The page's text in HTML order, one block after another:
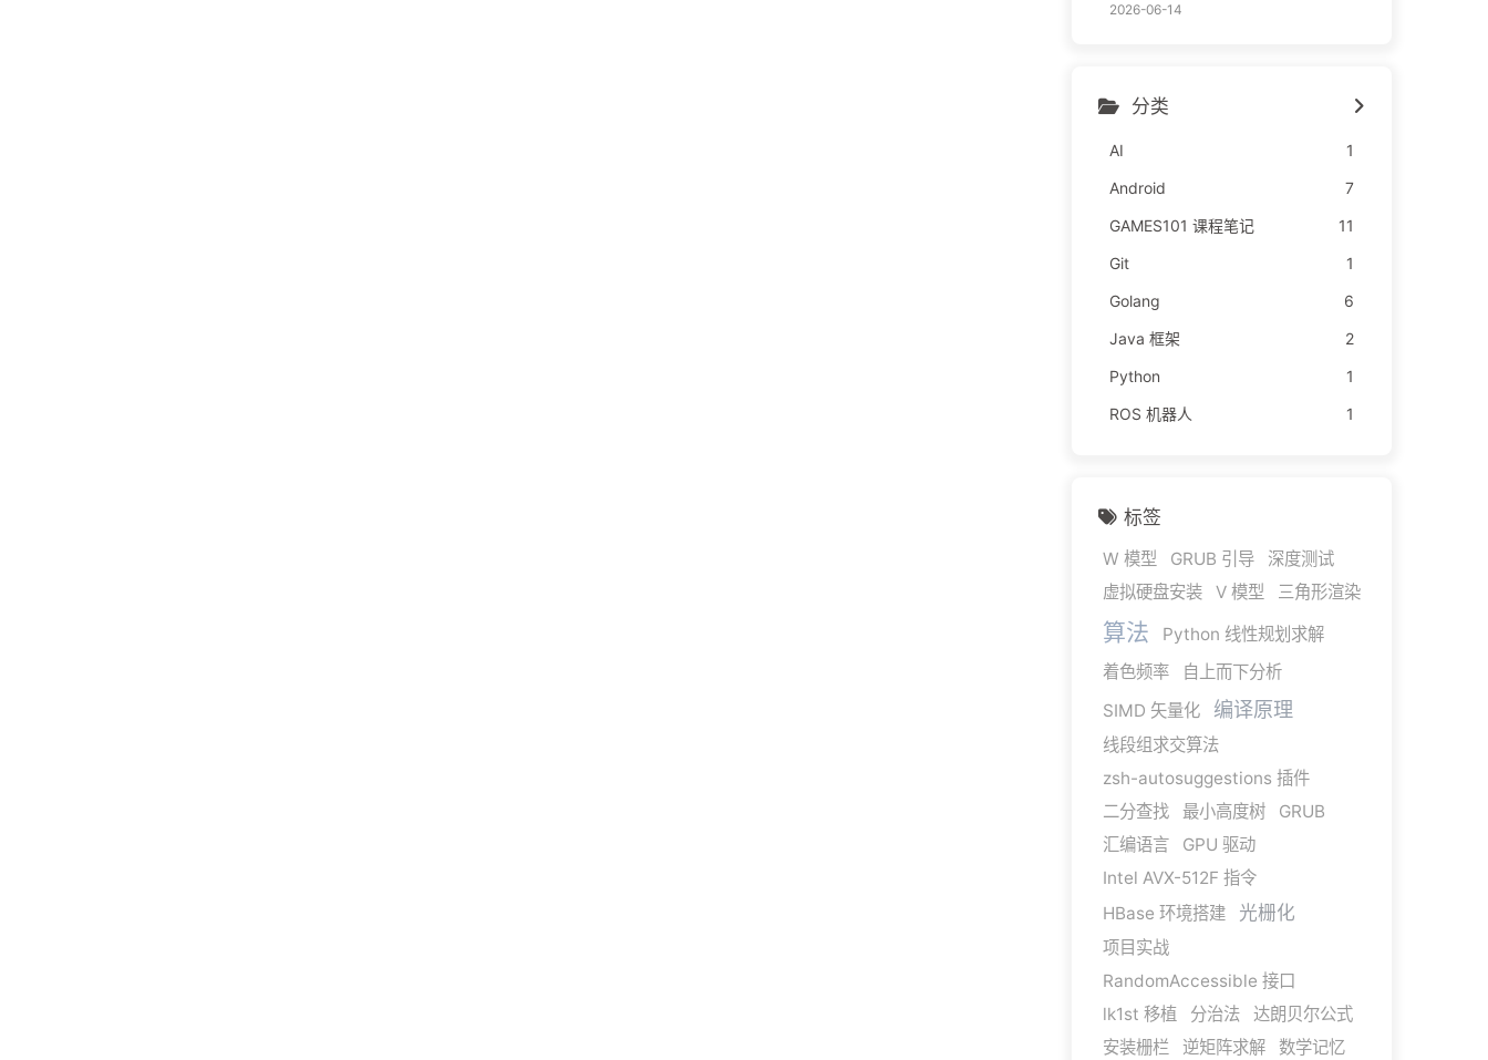
2026-06-14
分类
AI
1
Android
7
GAMES101 课程笔记
11
Git
1
Golang
6
Java 框架
2
Python
1
ROS 机器人
1
标签
W 模型 GRUB 引导
深度测试
虚拟硬盘安装
V 模型 三角形渲染
算法
Python 线性规划求解
着色频率
自上而下分析
SIMD 矢量化
编译原理
线段组求交算法
zsh-autosuggestions 插件
二分查找
最小高度树
GRUB
汇编语言
GPU 驱动
Intel AVX-512F 指令
HBase 环境搭建
光栅化
项目实战
RandomAccessible 接口
lk1st 移植
分治法
达朗贝尔公式
安装栅栏
逆矩阵求解
数学记忆